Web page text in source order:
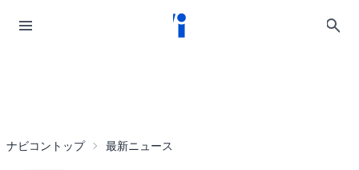
ナビコントップ 最新ニュース